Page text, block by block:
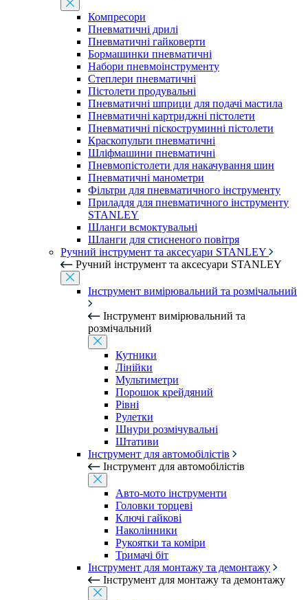
Компресори
Пневматичні дрилі
Пневматичні гайковерти
Бормашинки пневматичні
Набори пневмоінструменту
Степлери пневматичні
Пістолети продувальні
Пневматичні шприци для подачі мастила
Пневматичні картриджні пістолети
Пневматичні піскоструминні пістолети
Краскопульти пневматичні
Шліфмашини пневматичні
Пневмопістолети для накачування шин
Пневматичні манометри
Фільтри для пневматичного інструменту
Приладдя для пневматичного інструменту
STANLEY
Шланги всмоктувальні
Шланги для стисненого повітря
Ручний інструмент та аксесуари STANLEY
Ручний інструмент та аксесуари STANLEY
Інструмент вимірювальний та розмічальний
Інструмент вимірювальний та
розмічальний
Кутники
Лінійки
Мультиметри
Порошок крейдяний
Рівні
Рулетки
Шнури розмічувальні
Штативи
Інструмент для автомобілістів
Інструмент для автомобілістів
Авто-мото інструменти
Головки торцеві
Ключі гайкові
Наколінники
Рукоятки та коміри
Тримачі біт
Інструмент для монтажу та демонтажу
Інструмент для монтажу та демонтажу